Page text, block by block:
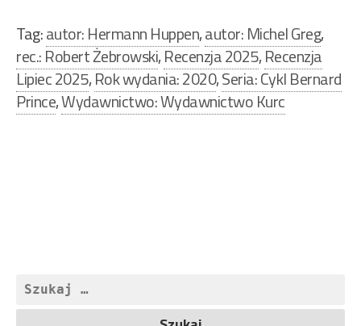
Tag:autor: Hermann Huppen,autor: Michel Greg,
rec.: Robert Żebrowski,Recenzja 2025,Recenzja
Lipiec 2025,Rok wydania: 2020,Seria: Cykl Bernard
Prince,Wydawnictwo: Wydawnictwo Kurc
Szukaj: